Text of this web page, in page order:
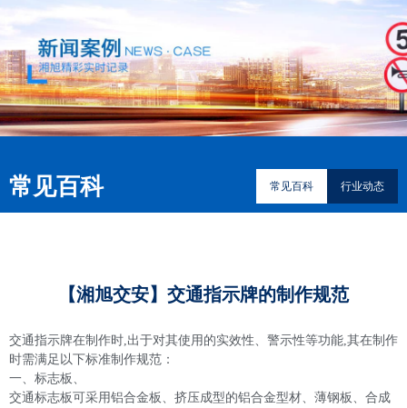
常见百科 常见百科 行业动态
【湘旭交安】交通指示牌的制作规范
交通指示牌在制作时,出于对其使用的实效性、警示性等功能,其在制作
时需满足以下标准制作规范：
一、标志板、
交通标志板可采用铝合金板、挤压成型的铝合金型材、薄钢板、合成